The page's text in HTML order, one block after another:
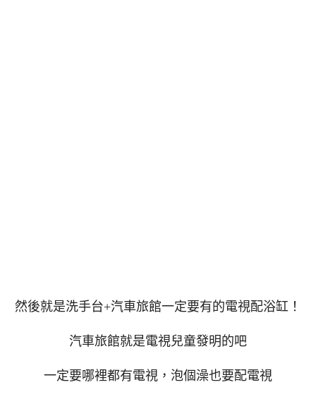
然後就是洗手台+汽車旅館一定要有的電視配浴缸！
汽車旅館就是電視兒童發明的吧
一定要哪裡都有電視，泡個澡也要配電視